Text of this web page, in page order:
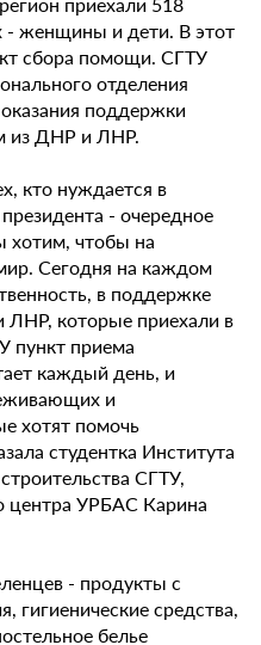
- женщины и дети. В этот
сбора помощи. СГТУ
отделения
поддержки
из ДНР и ЛНР.
кто нуждается в
- очередное
хотим, чтобы на
Сегодня на каждом
в поддержке
которые приехали в
пункт приема
каждый день, и
и
хотят помочь
студентка Института
СГТУ,
центра УРБАС Карина
- продукты с
гигиенические средства,
белье